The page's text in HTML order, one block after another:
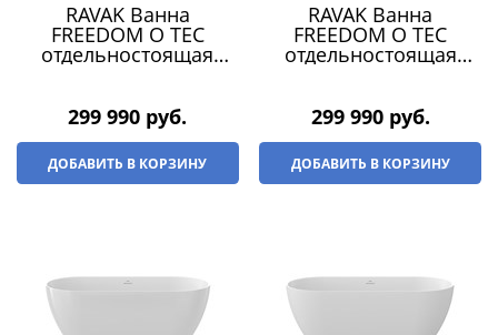
RAVAK Ванна
FREEDOM O TEC
отдельностоящая
299 990 руб.
ДОБАВИТЬ В КОРЗИНУ
RAVAK Ванна
FREEDOM O TEC
отдельностоящая
ЧЕРНЫЙ)
299 990 руб.
ДОБАВИТЬ В КОРЗИНУ